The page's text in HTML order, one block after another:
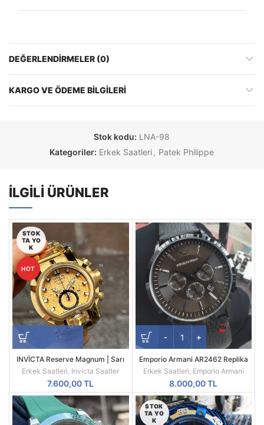
DEĞERLENDIRMELER (0)
KARGO VE ÖDEME BILGILERI
Stok kodu: LNA-98
Kategoriler: Erkek Saatleri, Patek Philippe
İLGILI ÜRÜNLER
STOK
TA YO
K
HOT
INVİCTA Reserve Magnum | Sarı
Kasa | Sarı Kadran | 52MM |
Quartz | Radikal Saat
Erkek Saatleri, Invicta Saatler
7.600,00TL
Emporio Armani AR2462 Replika
Erkek Kol Saati
Erkek Saatleri, Emporio Armani
8.000,00TL
STOK
TA YO
K